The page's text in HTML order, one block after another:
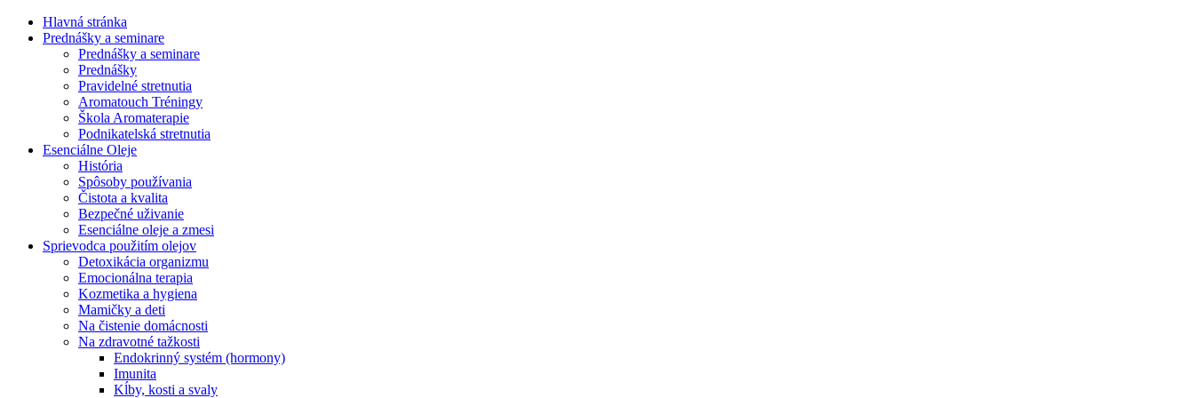
Hlavná stránka
Prednášky a seminare
Prednášky a seminare
Prednášky
Pravidelné stretnutia
Aromatouch Tréningy
Škola Aromaterapie
Podnikatelská stretnutia
Esenciálne Oleje
História
Spôsoby používania
Čistota a kvalita
Bezpečné uživanie
Esenciálne oleje a zmesi
Sprievodca použitím olejov
Detoxikácia organizmu
Emocionálna terapia
Kozmetika a hygiena
Mamičky a deti
Na čistenie domácnosti
Na zdravotné tažkosti
Endokrinný systém (hormony)
Imunita
Kĺby, kosti a svaly